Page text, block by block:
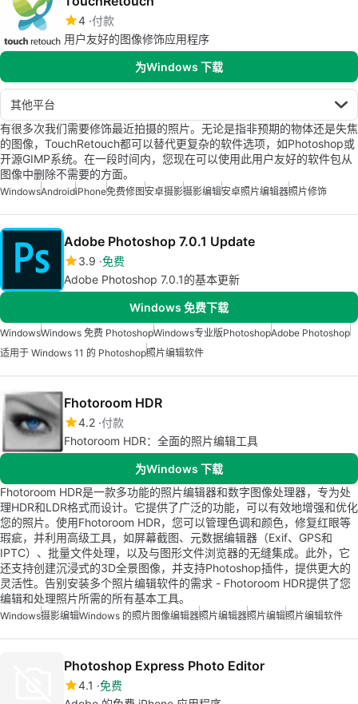
4 付款
用户友好的图像修饰应用程序
为Windows 下载
其他平台
有很多次我们需要修饰最近拍摄的照片。无论是指非预期的物体还是失焦
的图像，TouchRetouch都可以替代更复杂的软件选项，如Photoshop或
开源GIMP系统。在一段时间内，您现在可以使用此用户友好的软件包从
图像中删除不需要的方面。
WindowsAndroidiPhone免费修图 安卓摄影摄影编辑安卓照片编辑器照片修饰
Adobe Photoshop 7.0.1 Update
3.9 免费
Adobe Photoshop 7.0.1的基本更新
Windows 免费下载
WindowsWindows 免费 PhotoshopWindows专业版PhotoshopAdobe Photoshop
适用于 Windows 11 的 Photoshop照片编辑软件
Fhotoroom HDR
4.2 付款
Fhotoroom HDR：全面的照片编辑工具
为Windows 下载
Fhotoroom HDR是一款多功能的照片编辑器和数字图像处理器，专为处
理HDR和LDR格式而设计。它提供了广泛的功能，可以有效地增强和优化
您的照片。使用Fhotoroom HDR，您可以管理色调和颜色，修复红眼等
瑕疵，并利用高级工具，如屏幕截图、元数据编辑器（Exif、GPS和
IPTC）、批量文件处理，以及与图形文件浏览器的无缝集成。此外，它
还支持创建沉浸式的3D全景图像，并支持Photoshop插件，提供更大的
灵活性。告别安装多个照片编辑软件的需求 - Fhotoroom HDR提供了您
编辑和处理照片所需的所有基本工具。
Windows摄影编辑Windows 的照片图像编辑器照片编辑器照片编辑照片编辑软件
Photoshop Express Photo Editor
4.1 免费